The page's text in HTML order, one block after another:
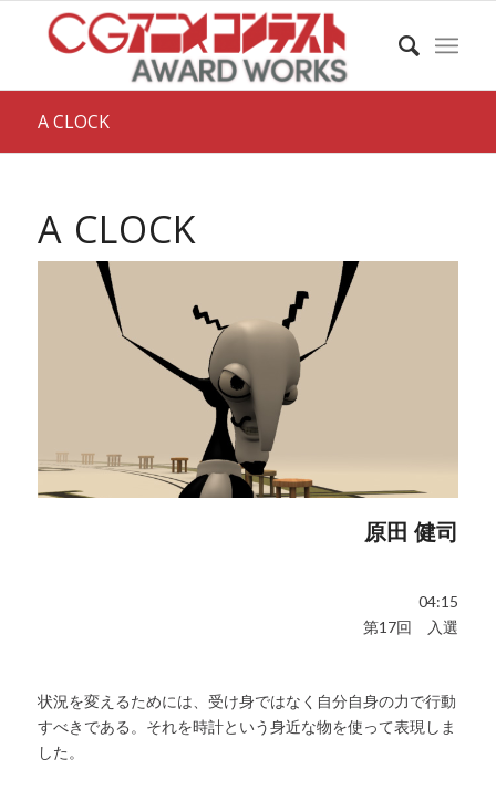
A CLOCK
A CLOCK
原田 健司
04:15
第17回 入選
状況を変えるためには、受け身ではなく自分自身の力で行動
すべきである。それを時計という身近な物を使って表現しま
した。